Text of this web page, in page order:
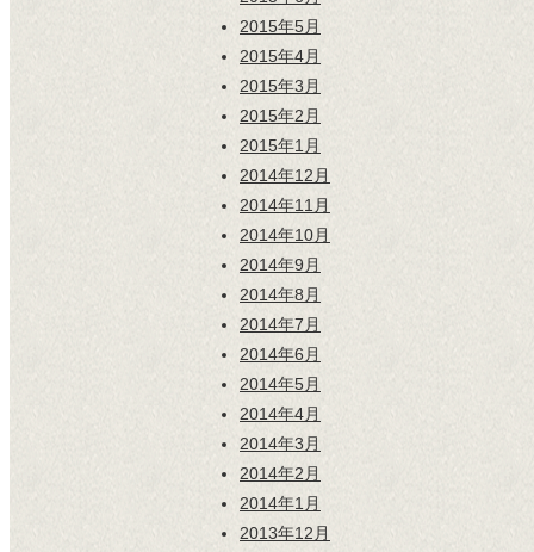
2015年5月
2015年4月
2015年3月
2015年2月
2015年1月
2014年12月
2014年11月
2014年10月
2014年9月
2014年8月
2014年7月
2014年6月
2014年5月
2014年4月
2014年3月
2014年2月
2014年1月
2013年12月